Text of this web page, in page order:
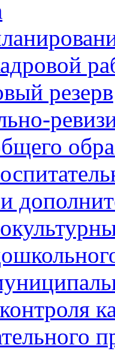
резерв